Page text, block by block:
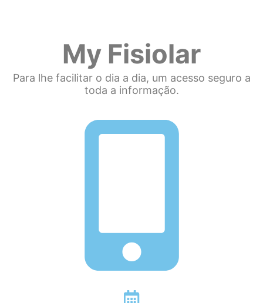
My Fisiolar
Para lhe facilitar o dia a dia, um acesso seguro a
toda a informação.